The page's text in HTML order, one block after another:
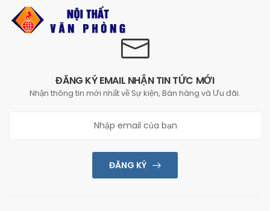
ĐĂNG KÝ EMAIL NHẬN TIN TỨC MỚI
Nhận thông tin mới nhất về Sự kiện, Bán hàng và Ưu đãi.
ĐĂNG KÝ